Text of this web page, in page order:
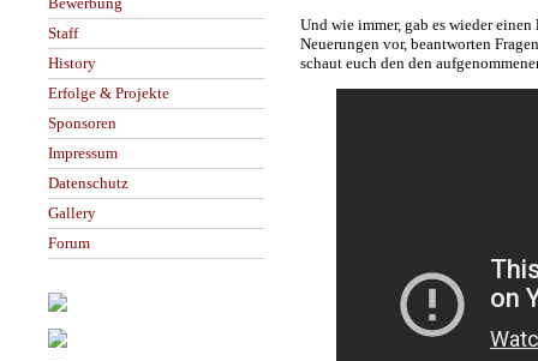
Staff
History
Erfolge & Projekte
Sponsoren
Impressum
Datenschutz
Gallery
Forum
Und wie immer, gab es wieder einen
Neuerungen vor, beantworten
schaut euch den den